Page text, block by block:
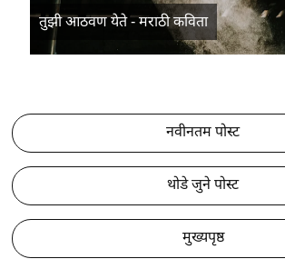
तुझी आठवण येते - मराठी कविता
नवीनतम पोस्ट
थोडे जुने पोस्ट
मुख्यपृष्ठ